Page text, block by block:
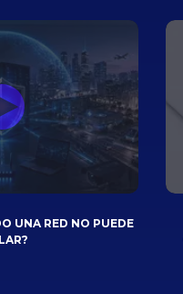
UNA RED NO PUEDE